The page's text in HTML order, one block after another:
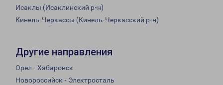
Исаклы (Исаклинский р-н)
Кинель-Черкассы (Кинель-Черкасский р-н)
Другие направления
Орел - Хабаровск
Новороссийск - Электросталь